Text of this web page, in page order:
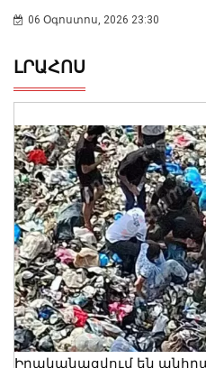
06 Օգոստոս, 2026 23:30
ԼՐԱՀՈՍ
Իրականացվում են